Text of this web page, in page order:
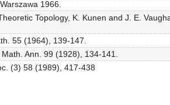
1966.
Topology, K. Kunen and J. E.
55 (1964), 139-147.
Ann. 99 (1928), 134-141.
(3) 58 (1989), 417-438